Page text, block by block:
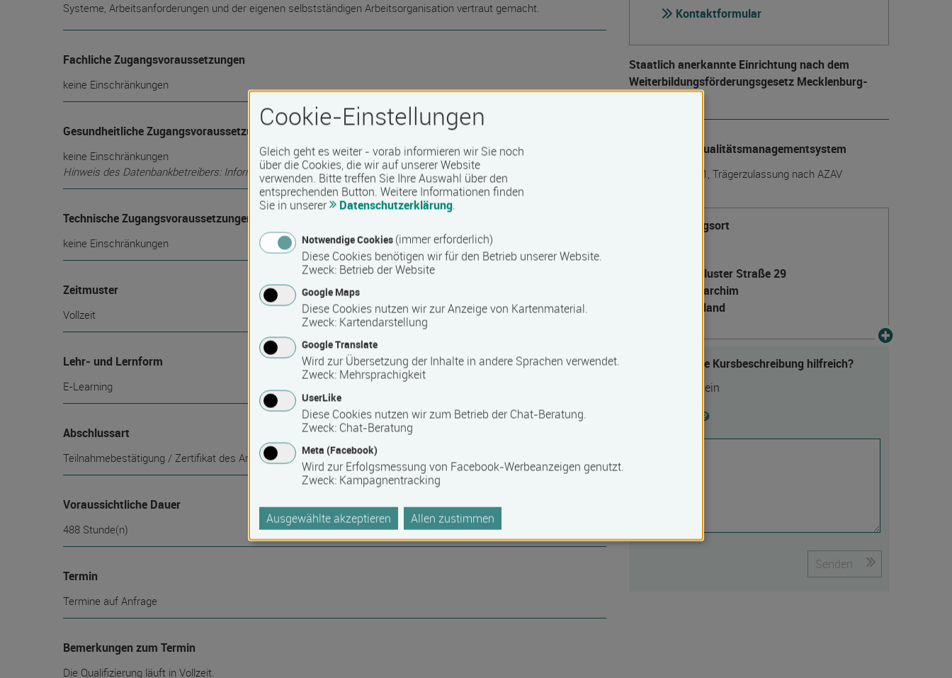
Systeme, Arbeitsanforderungen und der eigenen selbstständigen Arbeitsorganisation vertraut gemacht.
Fachliche Zugangsvoraussetzungen
keine Einschränkungen
Gesundheitliche Zugangsvoraussetzungen
keine Einschränkungen
Hinweis des Datenbankbetreibers: Informationen über die Barrierefreiheit erfragen Sie bitte beim Anbieter.
Technische Zugangsvoraussetzungen
keine Einschränkungen
Zeitmuster
Vollzeit
Lehr- und Lernform
E-Learning
Abschlussart
Teilnahmebestätigung / Zertifikat des Anbieters
Voraussichtliche Dauer
488 Stunde(n)
Termin
Termine auf Anfrage
Bemerkungen zum Termin
Die Qualifizierung läuft in Vollzeit.
Kontaktformular
Staatlich anerkannte Einrichtung nach dem
Weiter­bildungs­förderungs­gesetz Mecklenburg-
anerkanntes Qualitätsmanagementsystem
DIN EN ISO 9001, Trägerzulassung nach AZAV
Veranstaltungsort
Ludwigsluster Straße 29
19370 Parchim
Deutschland
Fanden Sie die Kursbeschreibung hilfreich?
Nein
Senden
Cookie-Einstellungen
Gleich geht es weiter - vorab informieren wir Sie noch
über die Cookies, die wir auf unserer Website
verwenden. Bitte treffen Sie Ihre Auswahl über den
entsprechenden Button. Weitere Informationen finden
Sie in unserer
Datenschutzerklärung.
Notwendige Cookies (immer erforderlich)
Diese Cookies benötigen wir für den Betrieb unserer Website.
Zweck: Betrieb der Website
Google Maps
Diese Cookies nutzen wir zur Anzeige von Kartenmaterial.
Zweck: Kartendarstellung
Google Translate
Wird zur Übersetzung der Inhalte in andere Sprachen verwendet.
Zweck: Mehrsprachigkeit
UserLike
Diese Cookies nutzen wir zum Betrieb der Chat-Beratung.
Zweck: Chat-Beratung
Meta (Facebook)
Wird zur Erfolgsmessung von Facebook-Werbeanzeigen genutzt.
Zweck: Kampagnentracking
Ausgewählte akzeptieren Allen zustimmen